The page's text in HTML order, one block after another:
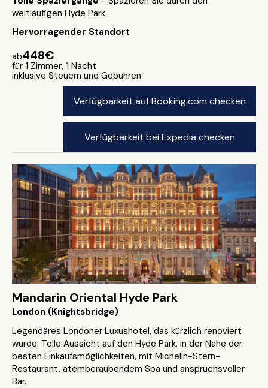
weitläufigen Hyde Park.
Hervorragender Standort
ab448€
für 1 Zimmer, 1 Nacht
inklusive Steuern und Gebühren
Verfügbarkeit auf Booking.com checken
Verfügbarkeit bei Expedia checken
Mandarin Oriental Hyde Park
London (Knightsbridge)
Legendäres Londoner Luxushotel, das kürzlich renoviert
wurde. Tolle Aussicht auf den Hyde Park, in der Nähe der
besten Einkaufsmöglichkeiten, mit Michelin-Stern-
Restaurant, atemberaubendem Spa und anspruchsvoller
Bar.